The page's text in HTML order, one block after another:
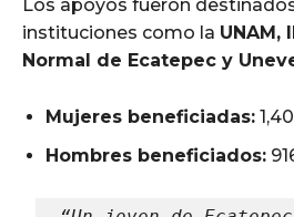
Los apoyos fueron
instituciones como la UNAM,
Normal de Ecatepec y
Mujeres beneficiadas:
Hombres beneficiados: